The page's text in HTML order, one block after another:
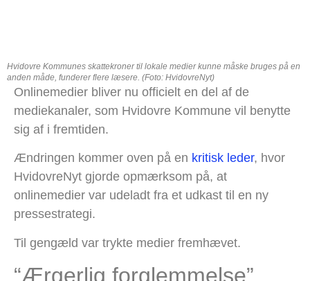
Hvidovre Kommunes skattekroner til lokale medier kunne måske bruges på en
anden måde, funderer flere læsere. (Foto: HvidovreNyt)
Onlinemedier bliver nu officielt en del af de
mediekanaler, som Hvidovre Kommune vil benytte
sig af i fremtiden.
Ændringen kommer oven på en kritisk leder, hvor
HvidovreNyt gjorde opmærksom på, at
onlinemedier var udeladt fra et udkast til en ny
pressestrategi.
Til gengæld var trykte medier fremhævet.
“Ærgerlig forglemmelse”